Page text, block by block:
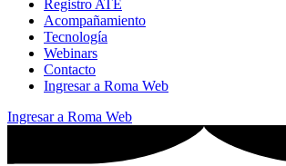
Registro ATE
Acompañamiento
Tecnología
Webinars
Contacto
Ingresar a Roma Web
Ingresar a Roma Web